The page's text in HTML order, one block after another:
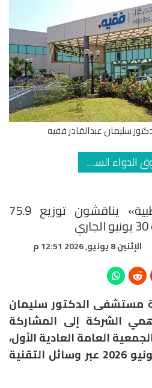
سليمان عبدالقادر فقيه
سوق الدواء السعودي
مساهمو «فقيه الطبية» يناقشون توزيع 75.9
الإثنين 8 يونيو, 2026 12:51 م
مستشفى الدكتور سليمان
الشركة إلى المشاركة
العامة العادية الأول،
المقرر عقده يوم 30 يونيو 2026 عبر وسائل التقنية